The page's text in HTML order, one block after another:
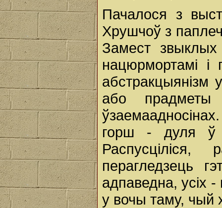
Пачалося з
Хрушчоў з
Замест звыклых
нацюрмортамі і
абстракцыянізм
або прадметы
горш - дуля ў
перагледзець
адпаведна, усіх
у вочы таму, чый